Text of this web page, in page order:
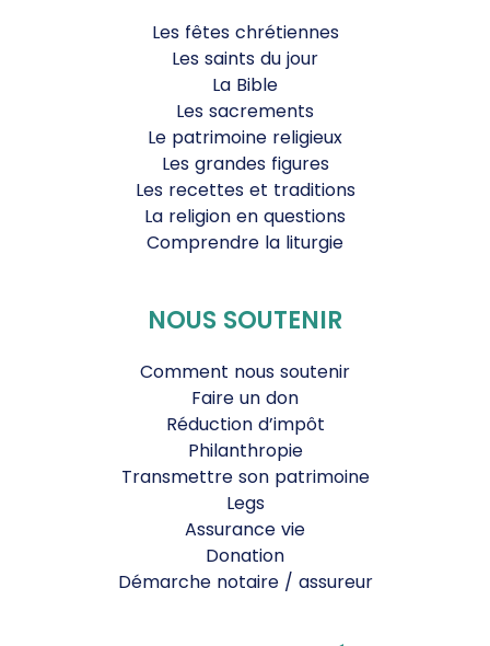
Les fêtes chrétiennes
Les saints du jour
La Bible
Les sacrements
Le patrimoine religieux
Les grandes figures
Les recettes et traditions
La religion en questions
Comprendre la liturgie
NOUS SOUTENIR
Comment nous soutenir
Faire un don
Réduction d’impôt
Philanthropie
Transmettre son patrimoine
Legs
Assurance vie
Donation
Démarche notaire / assureur